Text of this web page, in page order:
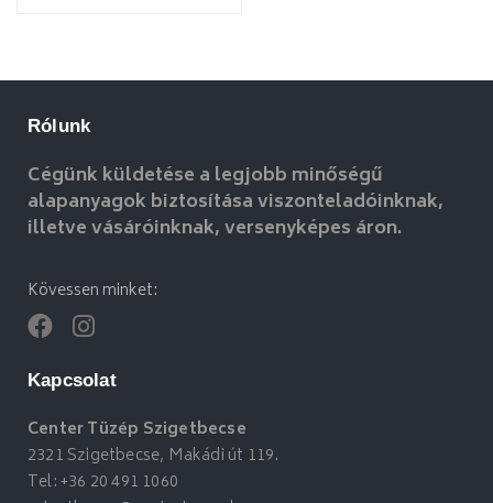
Rólunk
Cégünk küldetése a legjobb minőségű
alapanyagok biztosítása viszonteladóinknak,
illetve vásáróinknak, versenyképes áron.
Kövessen minket:
Kapcsolat
Center Tüzép Szigetbecse
2321 Szigetbecse, Makádi út 119.
Tel:+36 20 491 1060